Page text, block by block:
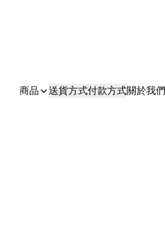
商品 送貨方式付款方式關於我們